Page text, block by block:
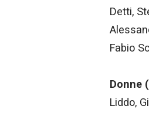
Detti,
Fabio
Donne
Liddo,